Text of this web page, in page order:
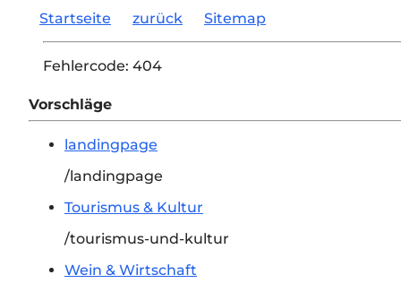
Startseite zurück Sitemap
Fehlercode: 404
Vorschläge
landingpage
/landingpage
Tourismus & Kultur
/tourismus-und-kultur
Wein & Wirtschaft